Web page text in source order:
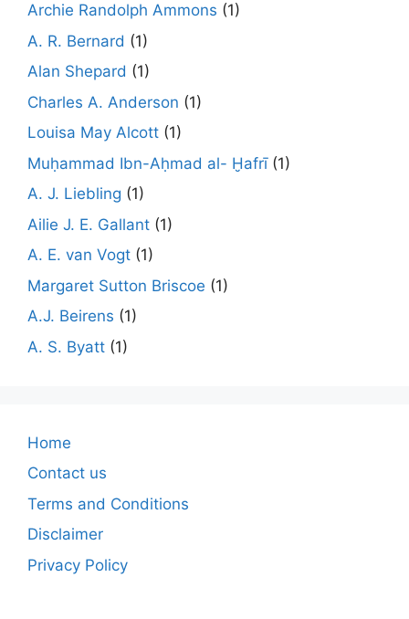
Archie Randolph Ammons (1)
A. R. Bernard (1)
Alan Shepard (1)
Charles A. Anderson (1)
Louisa May Alcott (1)
Muḥammad Ibn-Aḥmad al- Ḫafrī(1)
A. J. Liebling (1)
Ailie J. E. Gallant (1)
A. E. van Vogt (1)
Margaret Sutton Briscoe (1)
A.J. Beirens (1)
A. S. Byatt (1)
Home
Contact us
Terms and Conditions
Disclaimer
Privacy Policy